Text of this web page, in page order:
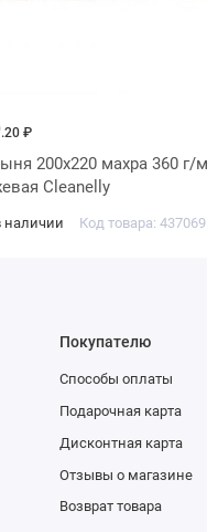
.20 ₽
360 г/м2
оранжевая Cleanelly
наличии Код товара: 437069
Покупателю
Способы оплаты
Подарочная карта
Дисконтная карта
Отзывы о магазине
Возврат товара